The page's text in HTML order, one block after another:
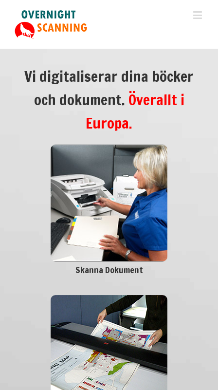
Vi digitaliserar dina böcker
och dokument. Överallt i
Europa.
Skanna Dokument